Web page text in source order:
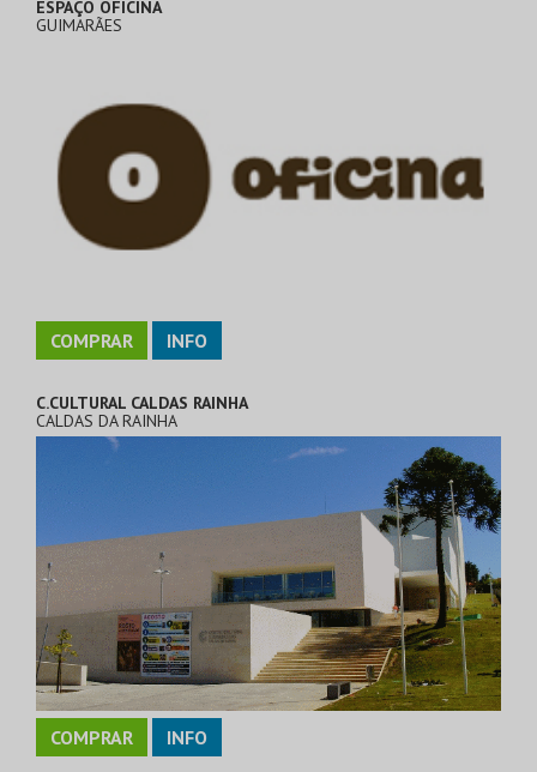
ESPAÇO OFICINA
GUIMARÃES
COMPRAR INFO
C.CULTURAL CALDAS RAINHA
CALDAS DA RAINHA
COMPRAR INFO